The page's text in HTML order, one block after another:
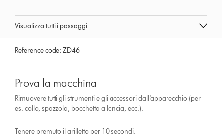
Visualizza tutti i passaggi
Reference code:ZD46
Prova la macchina
Rimuovere tutti gli strumenti e gli accessori dall’apparecchio (per
es. collo, spazzola, bocchetta a lancia, ecc.).
Tenere premuto il grilletto per 10 secondi.